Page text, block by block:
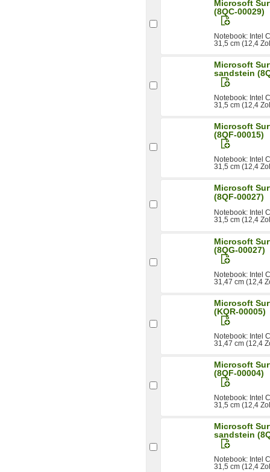
Microsoft
(8QC-00029)
Notebook: Intel
31,5 cm (12,4
Microsoft
sandstein
Notebook: Intel
31,5 cm (12,4
Microsoft
(8QF-00015)
Notebook: Intel
31,5 cm (12,4
Microsoft
(8QF-00027)
Notebook: Intel
31,5 cm (12,4
Microsoft
(8QG-00027)
Notebook: Intel
31,47 cm (12,4
Microsoft
(KQR-00005)
Notebook: Intel
31,47 cm (12,4
Microsoft
(8QF-00004)
Notebook: Intel
31,5 cm (12,4
Microsoft
sandstein
Notebook: Intel
31,5 cm (12,4